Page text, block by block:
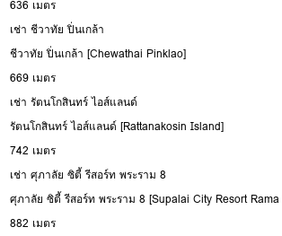
636 เมตร
เช่า ชีวาทัย ปิ่นเกล้า
ชีวาทัย ปิ่นเกล้า [Chewathai Pinklao]
669 เมตร
เช่า รัตนโกสินทร์ ไอส์แลนด์
รัตนโกสินทร์ ไอส์แลนด์ [Rattanakosin Island]
742 เมตร
เช่า ศุภาลัย ซิตี้ รีสอร์ท พระราม 8
ศุภาลัย ซิตี้ รีสอร์ท พระราม 8 [Supalai City Resort
882 เมตร